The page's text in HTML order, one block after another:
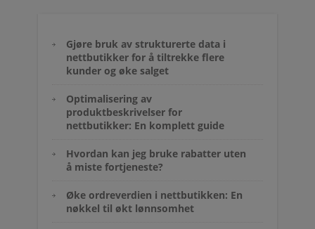
Gjøre bruk av strukturerte data i
nettbutikker for å tiltrekke flere
kunder og øke salget
Optimalisering av
produktbeskrivelser for
nettbutikker: En komplett guide
Hvordan kan jeg bruke rabatter uten
å miste fortjeneste?
Øke ordreverdien i nettbutikken: En
nøkkel til økt lønnsomhet